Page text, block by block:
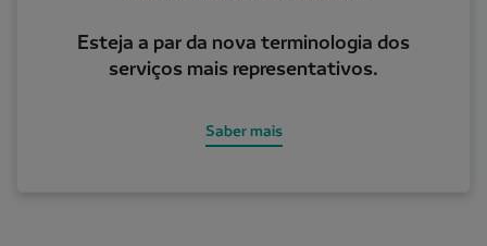
Esteja a par da nova terminologia dos
serviços mais representativos.
Saber mais